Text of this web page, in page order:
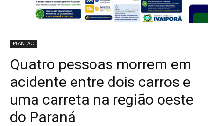
PLANTÃO
Quatro pessoas morrem em
acidente entre dois carros e
uma carreta na região oeste
do Paraná